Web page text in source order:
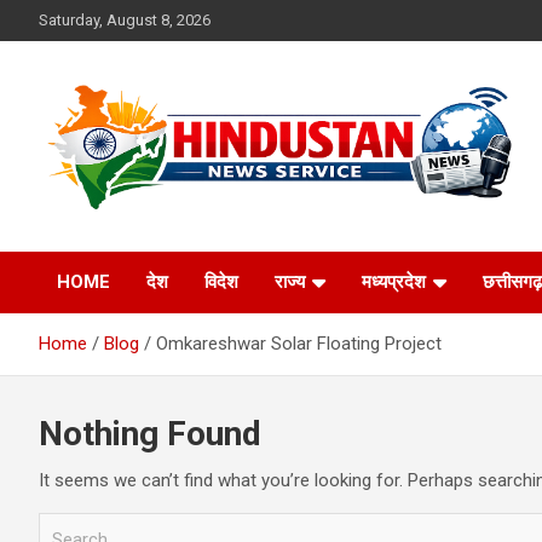
to
Saturday, August 8, 2026
Hindustan News
Service
HOME देश विदेश राज्य मध्यप्रदेश छत्तीसगढ़
Home Blog Omkareshwar Solar Floating Project
Nothing Found
It seems we can’t find what you’re looking for. Perhaps